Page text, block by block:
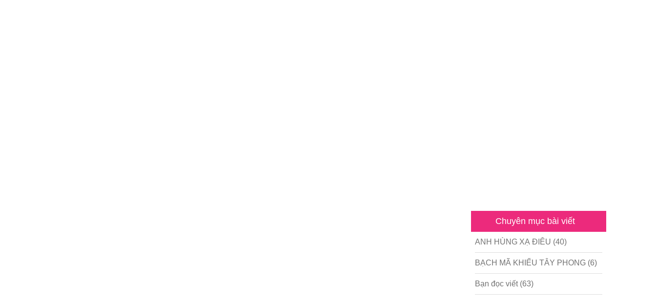
Chuyên mục bài viết
ANH HÙNG XẠ ĐIÊU (40)
BẠCH MÃ KHIẾU TÂY PHONG(6)
Bạn đọc viết(63)